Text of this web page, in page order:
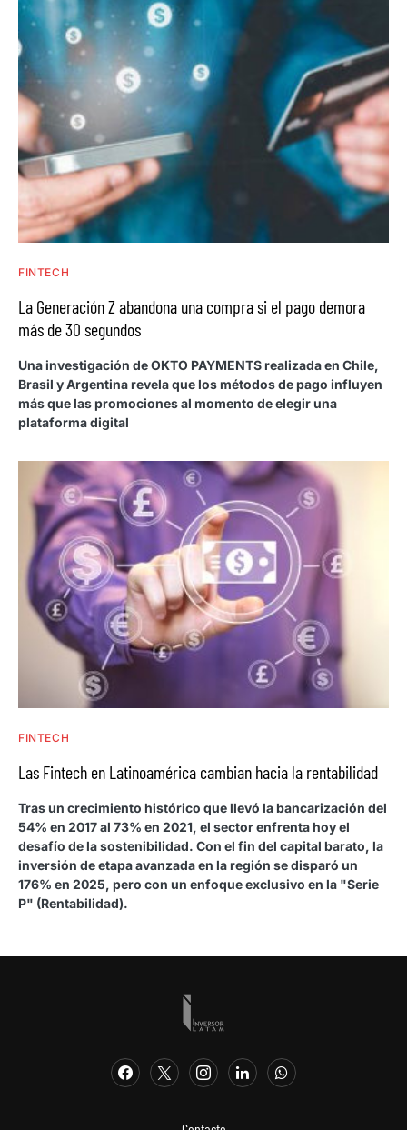
FINTECH
La Generación Z abandona una compra si el pago demora
más de 30 segundos
Una investigación de OKTO PAYMENTS realizada en Chile,
Brasil y Argentina revela que los métodos de pago influyen
más que las promociones al momento de elegir una
plataforma digital
FINTECH
Las Fintech en Latinoamérica cambian hacia la rentabilidad
Tras un crecimiento histórico que llevó la bancarización del
54% en 2017 al 73% en 2021, el sector enfrenta hoy el
desafío de la sostenibilidad. Con el fin del capital barato, la
inversión de etapa avanzada en la región se disparó un
176% en 2025, pero con un enfoque exclusivo en la "Serie
P" (Rentabilidad).